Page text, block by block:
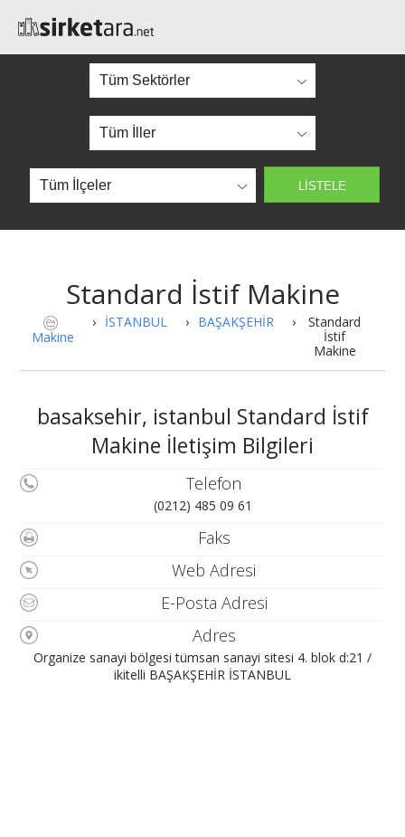
Standard İstif Makine
Makine
› İSTANBUL › BAŞAKŞEHİR ›
Standard
İstif
Makine
basaksehir, istanbul Standard İstif
Makine İletişim Bilgileri
Telefon
(0212) 485 09 61
Faks
Web Adresi
E-Posta Adresi
Adres
Organize sanayi bölgesi tümsan sanayi sitesi 4. blok d:21 /
ikitelli BAŞAKŞEHİR İSTANBUL